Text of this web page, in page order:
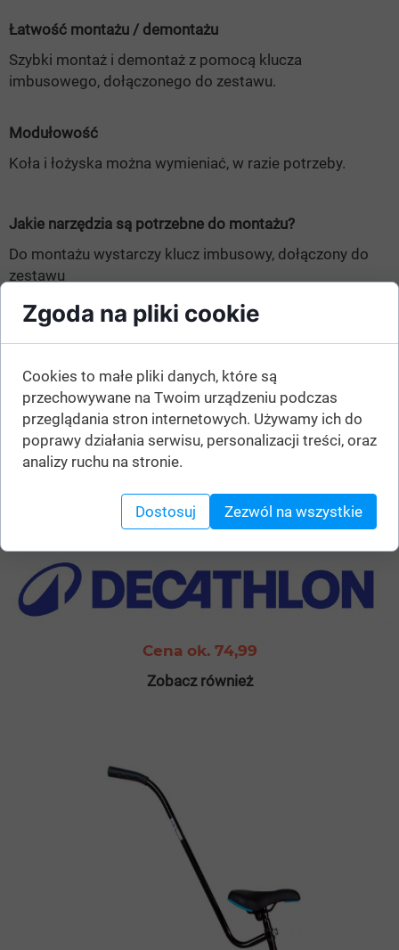
Łatwość montażu / demontażu
Szybki montaż i demontaż z pomocą klucza
imbusowego, dołączonego do zestawu.
Modułowość
Koła i łożyska można wymieniać, w razie potrzeby.
Jakie narzędzia są potrzebne do montażu?
Do montażu wystarczy klucz imbusowy, dołączony do
zestawu
Skład
Ten produkt kupisz w sklepach:
Cena ok. 74,99
Zobacz również
Zgoda na pliki cookie
Cookies to małe pliki danych, które są
przechowywane na Twoim urządzeniu podczas
przeglądania stron internetowych. Używamy ich do
poprawy działania serwisu, personalizacji treści, oraz
analizy ruchu na stronie.
Dostosuj Zezwól na wszystkie